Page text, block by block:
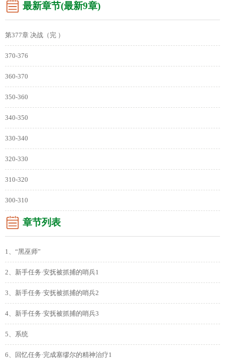
最新章节(最新9章)
第377章 决战（完 ）
370-376
360-370
350-360
340-350
330-340
320-330
310-320
300-310
章节列表
1、“黑巫师”
2、新手任务·安抚被抓捕的哨兵1
3、新手任务·安抚被抓捕的哨兵2
4、新手任务·安抚被抓捕的哨兵3
5、系统
6、回忆任务·完成塞缪尔的精神治疗1